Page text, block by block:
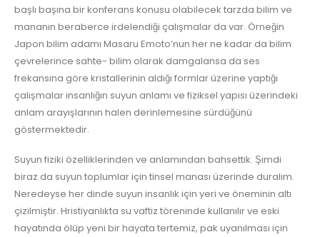
başlı başına bir konferans konusu olabilecek tarzda bilim ve
mananın beraberce irdelendiği çalışmalar da var. Örneğin
Japon bilim adamı Masaru Emoto’nun her ne kadar da bilim
çevrelerince sahte- bilim olarak damgalansa da ses
frekansına göre kristallerinin aldığı formlar üzerine yaptığı
çalışmalar insanlığın suyun anlamı ve fiziksel yapısı üzerindeki
anlam arayışlarının halen derinlemesine sürdüğünü
göstermektedir.
Suyun fiziki özelliklerinden ve anlamından bahsettik. Şimdi
biraz da suyun toplumlar için tinsel manası üzerinde duralım.
Neredeyse her dinde suyun insanlık için yeri ve öneminin altı
çizilmiştir. Hristiyanlıkta su vaftiz töreninde kullanılır ve eski
hayatında ölüp yeni bir hayata tertemiz, pak uyanılması için